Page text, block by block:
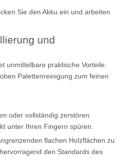
Sie den Akku ein und arbeiten
und
unmittelbare praktische Vorteile.
Palettenreinigung zum feinen
oder vollständig zerstören.
unter Ihren Fingern spüren.
flachen Holzflächen zu
den Standards des